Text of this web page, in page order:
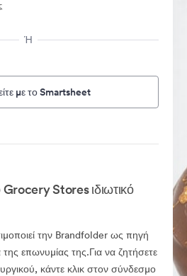
Ή
με το Smartsheet
Stores ιδιωτικό
την Brandfolder ως πηγή
της επωνυμίας της.Για να ζητήσετε
κάντε κλικ στον σύνδεσμο